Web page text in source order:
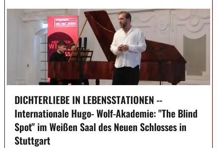
DICHTERLIEBE IN LEBENSSTATIONEN --
Internationale Hugo- Wolf-Akademie: "The Blind
Spot" im Weißen Saal des Neuen Schlosses in
Stuttgart